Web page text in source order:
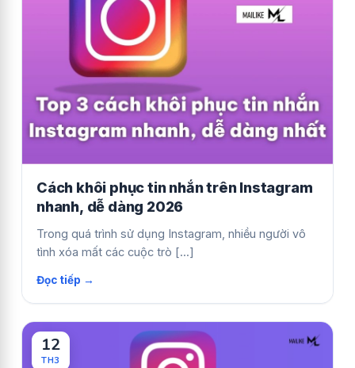
Cách khôi phục tin nhắn trên Instagram
nhanh, dễ dàng 2026
Trong quá trình sử dụng Instagram, nhiều người vô
tình xóa mất các cuộc trò [...]
12
TH3